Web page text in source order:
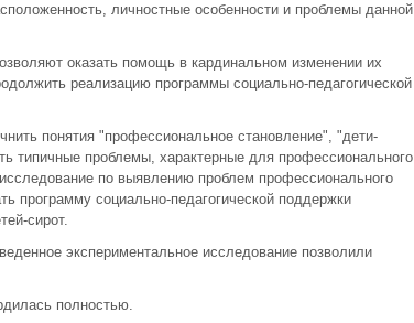
личностные особенности и проблемы данной
оказать помощь в кардинальном изменении их
реализацию программы социально-педагогической
понятия "профессиональное становление", "дети-
типичные проблемы, характерные для профессионального
по выявлению проблем профессионального
программу социально-педагогической поддержки
сирот.
экспериментальное исследование позволили
полностью.